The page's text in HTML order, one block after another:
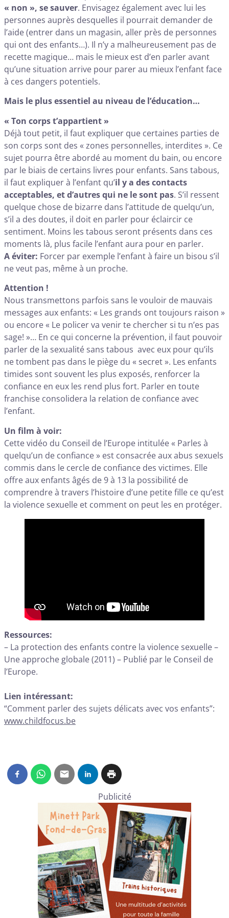
« non », se sauver. Envisagez également avec lui les
personnes auprès desquelles il pourrait demander de
l’aide (entrer dans un magasin, aller près de personnes
qui ont des enfants…). Il n’y a malheureusement pas de
recette magique… mais le mieux est d’en parler avant
qu’une situation arrive pour parer au mieux l’enfant face
à ces dangers potentiels.
Mais le plus essentiel au niveau de l’éducation…
« Ton corps t’appartient »
Déjà tout petit, il faut expliquer que certaines parties de
son corps sont des « zones personnelles, interdites ». Ce
sujet pourra être abordé au moment du bain, ou encore
par le biais de certains livres pour enfants. Sans tabous,
il faut expliquer à l’enfant qu’il y a des contacts
acceptables, et d’autres qui ne le sont pas. S’il ressent
quelque chose de bizarre dans l’attitude de quelqu’un,
s’il a des doutes, il doit en parler pour éclaircir ce
sentiment. Moins les tabous seront présents dans ces
moments là, plus facile l’enfant aura pour en parler.
A éviter: Forcer par exemple l’enfant à faire un bisou s’il
ne veut pas, même à un proche.
Attention !
Nous transmettons parfois sans le vouloir de mauvais
messages aux enfants: « Les grands ont toujours raison »
ou encore « Le policer va venir te chercher si tu n’es pas
sage! »… En ce qui concerne la prévention, il faut pouvoir
parler de la sexualité sans tabous avec eux pour qu’ils
ne tombent pas dans le piège du « secret ». Les enfants
timides sont souvent les plus exposés, renforcer la
confiance en eux les rend plus fort. Parler en toute
franchise consolidera la relation de confiance avec
l’enfant.
Un film à voir:
Cette vidéo du Conseil de l’Europe intitulée « Parles à
quelqu’un de confiance » est consacrée aux abus sexuels
commis dans le cercle de confiance des victimes. Elle
offre aux enfants âgés de 9 à 13 la possibilité de
comprendre à travers l’histoire d’une petite fille ce qu’est
la violence sexuelle et comment on peut les en protéger.
Ressources:
– La protection des enfants contre la violence sexuelle –
Une approche globale (2011) – Publié par le Conseil de
l’Europe.
Lien intéressant:
“Comment parler des sujets délicats avec vos enfants”:
www.childfocus.be
Publicité